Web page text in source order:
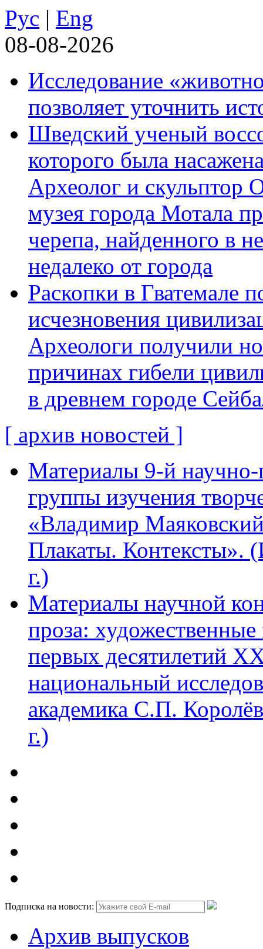
Рус | Eng
08-08-2026
Исследование
позволяет уточнить
Шведский ученый
которого была
Археолог и скульптор
музея города Мотала
черепа, найденного в
недалеко от города
Раскопки в Гватемале
исчезновения
Археологи получили
причинах гибели
в древнем городе
[ архив новостей ]
Материалы 9-й научно-
группы изучения
«Владимир
Плакаты.
г.)
Материалы научной
проза: художественные
первых десятилетий
национальный
академика С.П.
г.)
Подписка на новости:
Архив выпусков